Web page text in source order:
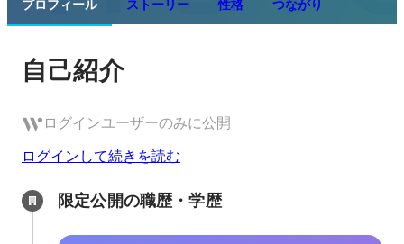
プロフィール ストーリー 性格 つながり
自己紹介
ログインユーザーのみに公開
ログインして続きを読む
限定公開の職歴・学歴